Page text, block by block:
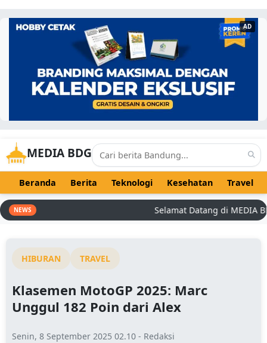
AD
MEDIA BDG
Beranda Berita Teknologi Kesehatan Travel
NEWS Selamat Datang di MEDIA
HIBURAN TRAVEL
Klasemen MotoGP 2025: Marc
Unggul 182 Poin dari Alex
Senin, 8 September 2025 02.10 - Redaksi